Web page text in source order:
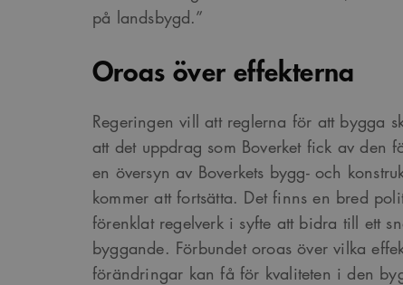
på landsbygd.”
Oroas över effekterna
Regeringen vill att reglerna för att bygga
att det uppdrag som Boverket fick av den
en översyn av Boverkets bygg- och
kommer att fortsätta. Det finns en bred
förenklat regelverk i syfte att bidra till ett
byggande. Förbundet oroas över vilka
förändringar kan få för kvaliteten i den